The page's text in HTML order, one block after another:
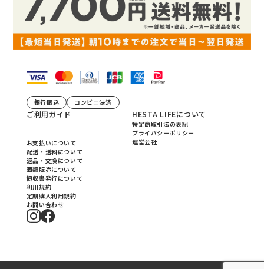
銀行振込 コンビニ決済
ご利用ガイド
お支払いについて
配送・送料について
返品・交換について
酒類販売について
領収書発行について
利用規約
定期購入利用規約
お問い合わせ
HESTA LIFEについて
特定商取引法の表記
プライバシーポリシー
運営会社